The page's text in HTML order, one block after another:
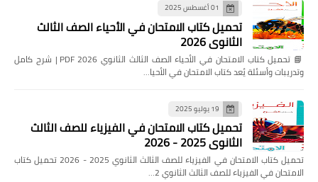
01 أغسطس 2025
تحميل كتاب الامتحان في الأحياء الصف الثالث
الثانوي 2026
📘 تحميل كتاب الامتحان في الأحياء الصف الثالث الثانوي 2026 PDF | شرح كامل
وتدريبات وأسئلة يُعد كتاب الامتحان في الأحيا…
19 يوليو 2025
تحميل كتاب الامتحان في الفيزياء للصف الثالث
الثانوي 2025 - 2026
تحميل كتاب الامتحان في الفيزياء للصف الثالث الثانوي 2025 - 2026 تحميل كتاب
الامتحان في الفيزياء للصف الثالث الثانوي 2…